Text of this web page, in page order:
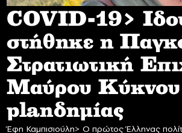
COVID-19>
στήθηκε η
Στρατιωτική
Mαύρου Κύκνου
planδημίας
Έφη Καμπισιούλη> Ο πρώτος Έλληνας